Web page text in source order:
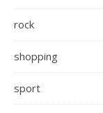
rock
shopping
sport